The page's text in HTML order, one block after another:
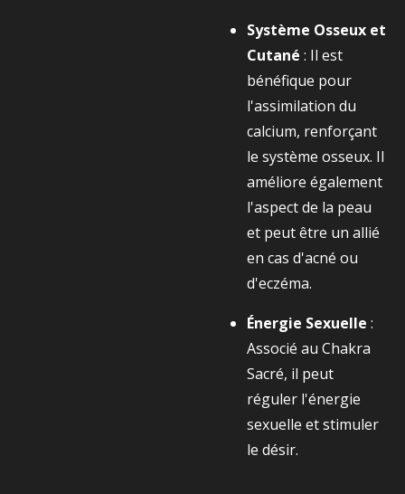
Système Osseux et
Cutané : Il est
bénéfique pour
l'assimilation du
calcium, renforçant
le système osseux. Il
améliore également
l'aspect de la peau
et peut être un allié
en cas d'acné ou
d'eczéma.
Énergie Sexuelle :
Associé au Chakra
Sacré, il peut
réguler l'énergie
sexuelle et stimuler
le désir.